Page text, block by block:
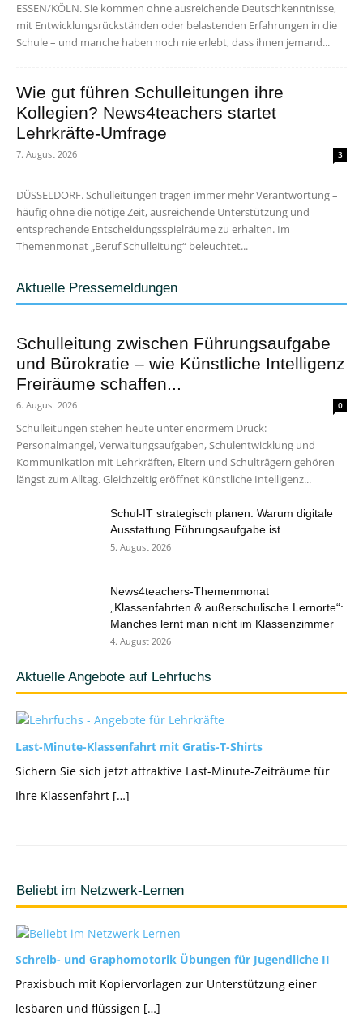
ESSEN/KÖLN. Sie kommen ohne ausreichende Deutschkenntnisse,
mit Entwicklungsrückständen oder belastenden Erfahrungen in die
Schule – und manche haben noch nie erlebt, dass ihnen jemand...
Wie gut führen Schulleitungen ihre
Kollegien? News4teachers startet
Lehrkräfte-Umfrage
7. August 2026 3
DÜSSELDORF. Schulleitungen tragen immer mehr Verantwortung –
häufig ohne die nötige Zeit, ausreichende Unterstützung und
entsprechende Entscheidungsspielräume zu erhalten. Im
Themenmonat „Beruf Schulleitung“ beleuchtet...
Aktuelle Pressemeldungen
Schulleitung zwischen Führungsaufgabe
und Bürokratie – wie Künstliche Intelligenz
Freiräume schaffen...
6. August 2026 0
Schulleitungen stehen heute unter enormem Druck:
Personalmangel, Verwaltungsaufgaben, Schulentwicklung und
Kommunikation mit Lehrkräften, Eltern und Schulträgern gehören
längst zum Alltag. Gleichzeitig eröffnet Künstliche Intelligenz...
Schul-IT strategisch planen: Warum digitale
Ausstattung Führungsaufgabe ist
5. August 2026
News4teachers-Themenmonat
„Klassenfahrten & außerschulische Lernorte“:
Manches lernt man nicht im Klassenzimmer
4. August 2026
Aktuelle Angebote auf Lehrfuchs
Last-Minute-Klassenfahrt mit Gratis-T-Shirts
Sichern Sie sich jetzt attraktive Last-Minute-Zeiträume für
Ihre Klassenfahrt […]
Beliebt im Netzwerk-Lernen
Schreib- und Graphomotorik Übungen für Jugendliche II
Praxisbuch mit Kopiervorlagen zur Unterstützung einer
lesbaren und flüssigen […]